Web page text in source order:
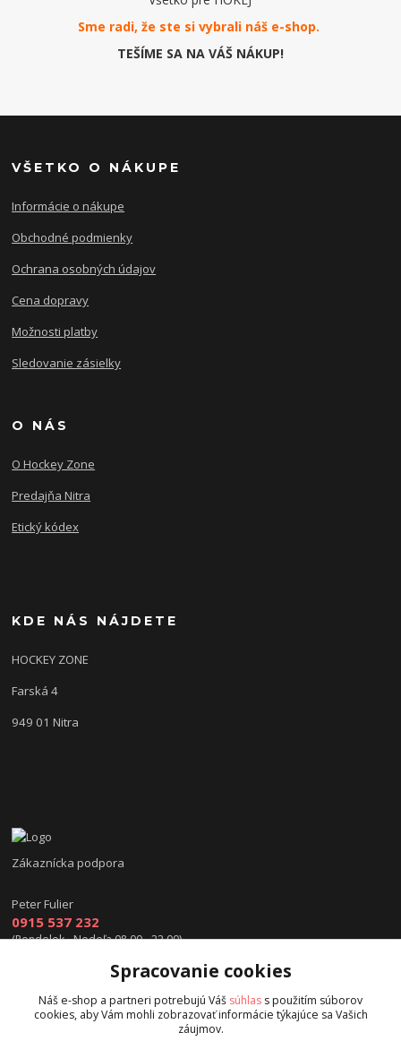
Sme radi, že ste si vybrali náš e-shop.
TEŠÍME SA NA VÁŠ NÁKUP!
VŠETKO O NÁKUPE
Informácie o nákupe
Obchodné podmienky
Ochrana osobných údajov
Cena dopravy
Možnosti platby
Sledovanie zásielky
O NÁS
O Hockey Zone
Predajňa Nitra
Etický kódex
KDE NÁS NÁJDETE
HOCKEY ZONE
Farská 4
949 01 Nitra
Zákaznícka podpora
Peter Fulier
0915 537 232
(Pondelok - Nedeľa 08.00 - 22.00)
info@hokejexpert.sk
Spracovanie cookies
Náš e-shop a partneri potrebujú Váš súhlas s použitím súborov
cookies, aby Vám mohli zobrazovať informácie týkajúce sa Vašich
záujmov.